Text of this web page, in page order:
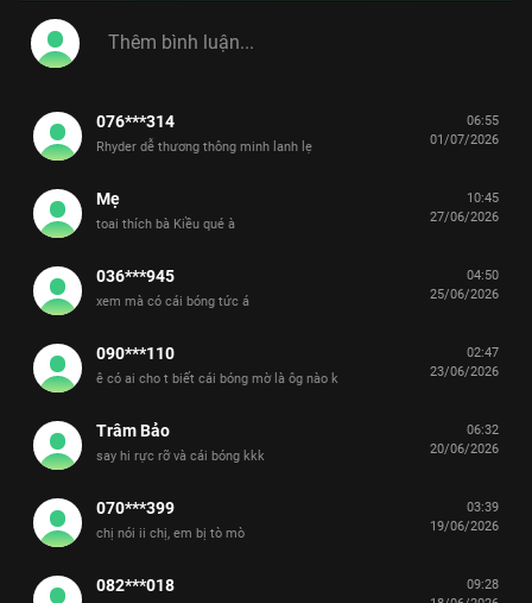
076***314
Rhyder dễ thương thông minh lanh lẹ
06:55
01/07/2026
Mẹ
toai thích bà Kiều qué à
10:45
27/06/2026
036***945
xem mà có cái bóng tức á
04:50
25/06/2026
090***110
ê có ai cho t biết cái bóng mờ là ôg nào k
02:47
23/06/2026
Trâm Bảo
say hi rực rỡ và cái bóng kkk
06:32
20/06/2026
070***399
chị nói ii chị, em bị tò mò
03:39
19/06/2026
082***018
09:28